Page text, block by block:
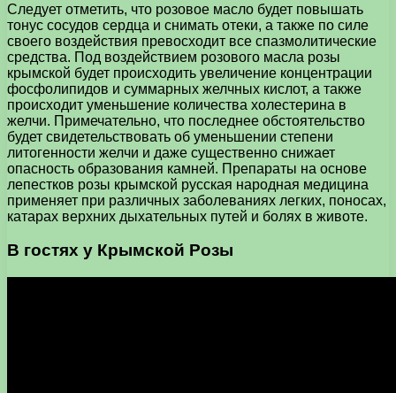
Следует отметить, что розовое масло будет повышать
тонус сосудов сердца и снимать отеки, а также по силе
своего воздействия превосходит все спазмолитические
средства. Под воздействием розового масла розы
крымской будет происходить увеличение концентрации
фосфолипидов и суммарных желчных кислот, а также
происходит уменьшение количества холестерина в
желчи. Примечательно, что последнее обстоятельство
будет свидетельствовать об уменьшении степени
литогенности желчи и даже существенно снижает
опасность образования камней. Препараты на основе
лепестков розы крымской русская народная медицина
применяет при различных заболеваниях легких, поносах,
катарах верхних дыхательных путей и болях в животе.
В гостях у Крымской Розы